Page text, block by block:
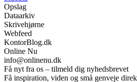
Opslag
Dataarkiv
Skrivehjørne
Webfeed
KontorBlog.dk
Online Nu
info@onlinenu.dk
Få nyt fra os – tilmeld dig nyhedsbrevet
Få inspiration, viden og små genveje